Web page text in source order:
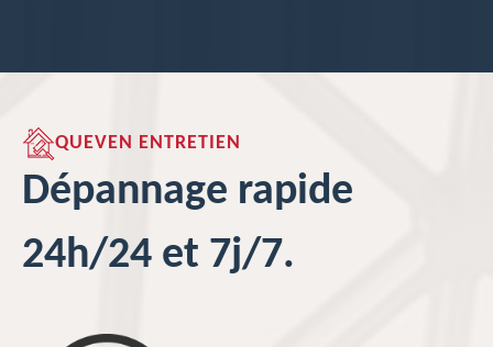
QUEVEN ENTRETIEN
Dépannage rapide
24h/24 et 7j/7.